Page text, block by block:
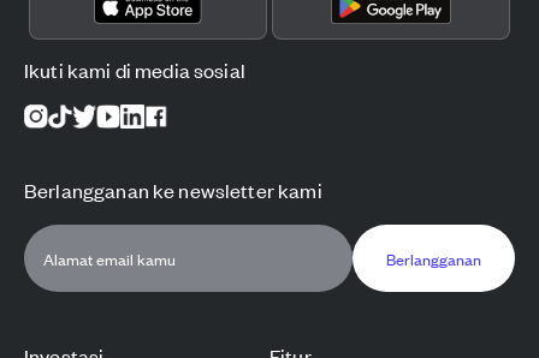
Ikuti kami di media sosial
Berlangganan ke newsletter kami
Berlangganan